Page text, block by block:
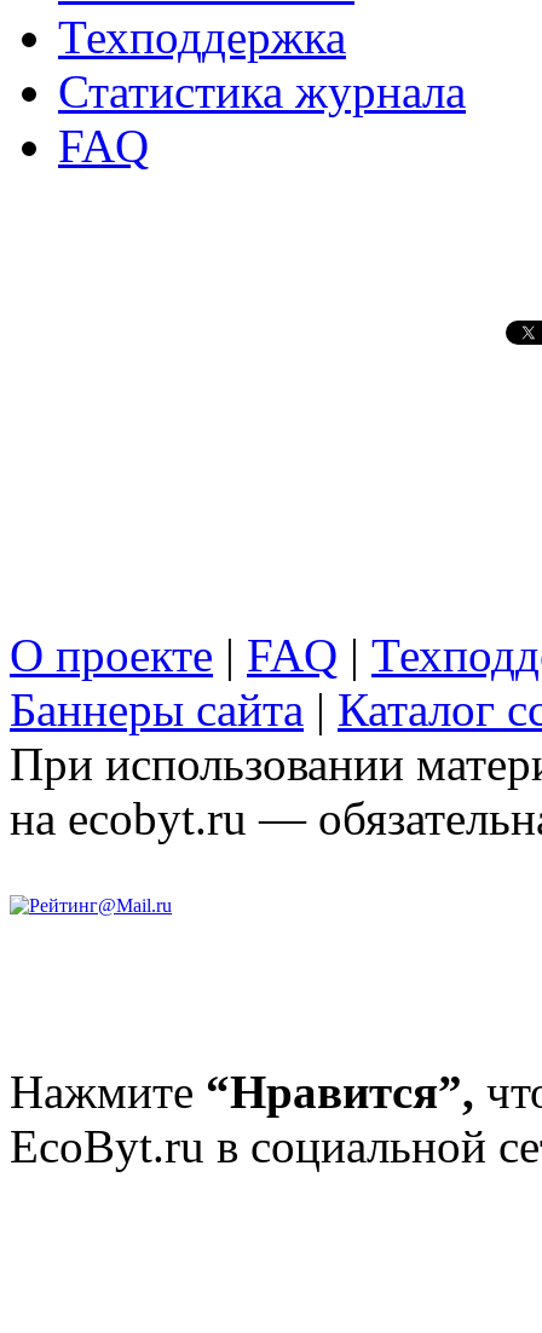
Техподдержка
Статистика журнала
FAQ
О проекте | FAQ |
Баннеры сайта | Каталог
При использовании
на ecobyt.ru —
Нажмите “Нравится”,
EcoByt.ru в социальной